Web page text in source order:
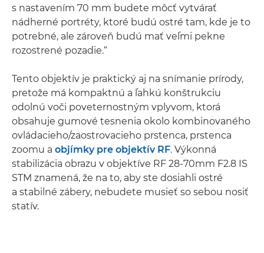
s nastavením 70 mm budete môcť vytvárať
nádherné portréty, ktoré budú ostré tam, kde je to
potrebné, ale zároveň budú mať veľmi pekne
rozostrené pozadie.“
Tento objektív je praktický aj na snímanie prírody,
pretože má kompaktnú a ľahkú konštrukciu
odolnú voči poveternostným vplyvom, ktorá
obsahuje gumové tesnenia okolo kombinovaného
ovládacieho/zaostrovacieho prstenca, prstenca
zoomu a objímky pre objektív RF. Výkonná
stabilizácia obrazu v objektíve RF 28-70mm F2.8 IS
STM znamená, že na to, aby ste dosiahli ostré
a stabilné zábery, nebudete musieť so sebou nosiť
statív.